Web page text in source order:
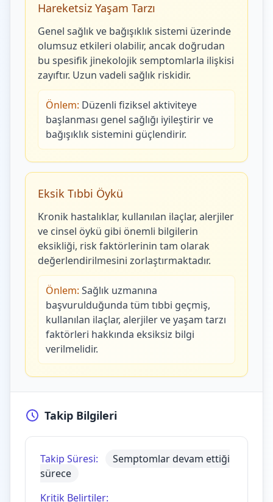
Hareketsiz Yaşam Tarzı
Genel sağlık ve bağışıklık sistemi üzerinde
olumsuz etkileri olabilir, ancak doğrudan
bu spesifik jinekolojik semptomlarla ilişkisi
zayıftır. Uzun vadeli sağlık riskidir.
Önlem: Düzenli fiziksel aktiviteye
başlanması genel sağlığı iyileştirir ve
bağışıklık sistemini güçlendirir.
Eksik Tıbbi Öykü
Kronik hastalıklar, kullanılan ilaçlar, alerjiler
ve cinsel öykü gibi önemli bilgilerin
eksikliği, risk faktörlerinin tam olarak
değerlendirilmesini zorlaştırmaktadır.
Önlem: Sağlık uzmanına
başvurulduğunda tüm tıbbi geçmiş,
kullanılan ilaçlar, alerjiler ve yaşam tarzı
faktörleri hakkında eksiksiz bilgi
verilmelidir.
Takip Bilgileri
Takip Süresi:
Semptomlar devam ettiği
sürece
Kritik Belirtiler: